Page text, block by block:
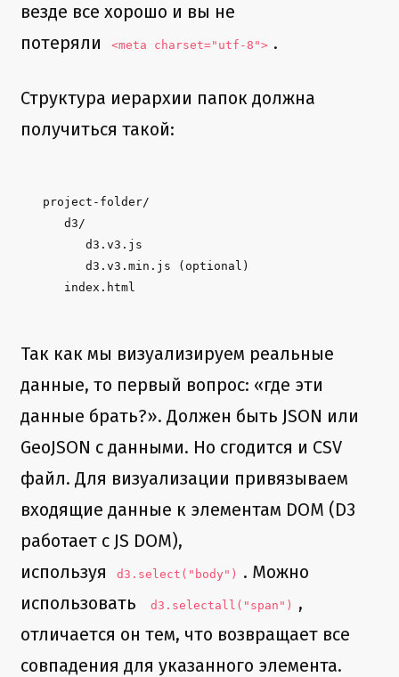
везде все хорошо и вы не
потеряли
<meta charset="utf-8"> .
Структура иерархии папок должна
получиться такой:
project-folder/
d3/
d3.v3.js
d3.v3.min.js (optional)
index.html
Так как мы визуализируем реальные
данные, то первый вопрос: «где эти
данные брать?». Должен быть JSON или
GeoJSON с данными. Но сгодится и CSV
файл. Для визуализации привязываем
входящие данные к элементам DOM (D3
работает с JS DOM),
используя
d3.select("body")
. Можно
использовать
d3.selectall("span")
,
отличается он тем, что возвращает все
совпадения для указанного элемента.